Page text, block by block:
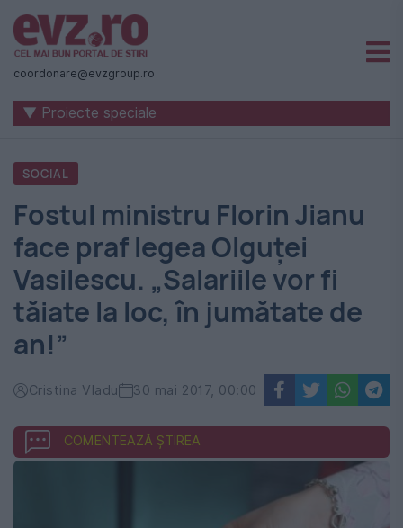
Știri
naționale
internaționale
România
-
Evenimentul
Zilei
coordonare@evzgroup.ro
▼ Proiecte speciale
SOCIAL
Fostul ministru Florin Jianu
face praf legea Olguței
Vasilescu. „Salariile vor fi
tăiate la loc, în jumătate de
an!”
Cristina Vladu 30 mai 2017, 00:00
COMENTEAZĂ ȘTIREA